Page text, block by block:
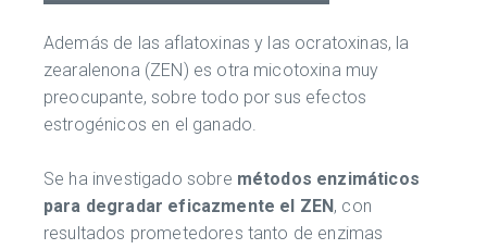
Además de las aflatoxinas y las ocratoxinas, la
zearalenona (ZEN) es otra micotoxina muy
preocupante, sobre todo por sus efectos
estrogénicos en el ganado.
Se ha investigado sobre métodos enzimáticos
para degradar eficazmente el ZEN, con
resultados prometedores tanto de enzimas